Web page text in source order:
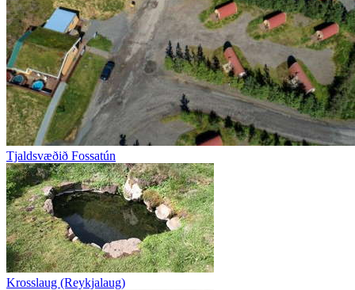
Tjaldsvæðið Fossatún
Krosslaug (Reykjalaug)